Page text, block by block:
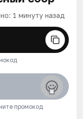
1 минуту назад
промокод